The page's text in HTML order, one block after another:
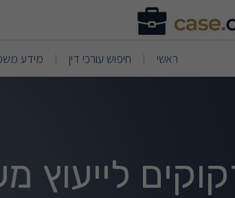
ראשי | חיפוש עורכי דין | מידע